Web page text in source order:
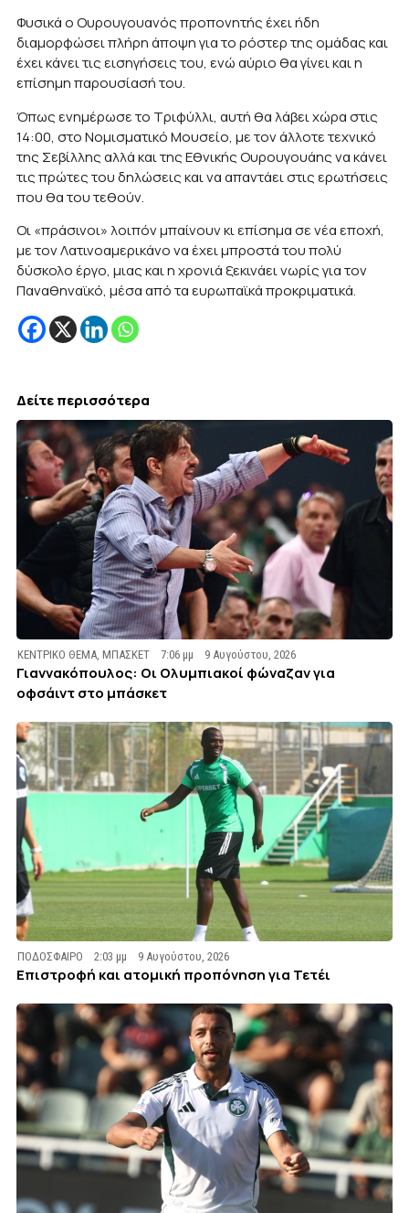
Φυσικά ο Ουρουγουανός προπονητής έχει ήδη
διαμορφώσει πλήρη άποψη για το ρόστερ της ομάδας και
έχει κάνει τις εισηγήσεις του, ενώ αύριο θα γίνει και η
επίσημη παρουσίασή του.
Όπως ενημέρωσε το Τριφύλλι, αυτή θα λάβει χώρα στις
14:00, στο Νομισματικό Μουσείο, με τον άλλοτε τεχνικό
της Σεβίλλης αλλά και της Εθνικής Ουρουγουάης να κάνει
τις πρώτες του δηλώσεις και να απαντάει στις ερωτήσεις
που θα του τεθούν.
Οι «πράσινοι» λοιπόν μπαίνουν κι επίσημα σε νέα εποχή,
με τον Λατινοαμερικάνο να έχει μπροστά του πολύ
δύσκολο έργο, μιας και η χρονιά ξεκινάει νωρίς για τον
Παναθηναϊκό, μέσα από τα ευρωπαϊκά προκριματικά.
Δείτε περισσότερα
ΚΕΝΤΡΙΚΟ ΘΕΜΑ,ΜΠΑΣΚΕΤ 7:06 μμ 9 Αυγούστου, 2026
Γιαννακόπουλος: Οι Ολυμπιακοί φώναζαν για
οφσάιντ στο μπάσκετ
ΠΟΔΟΣΦΑΙΡΟ 2:03 μμ 9 Αυγούστου, 2026
Επιστροφή και ατομική προπόνηση για Τετέι